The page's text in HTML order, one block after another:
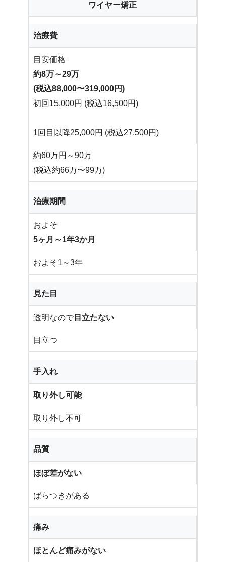
ワイヤー矯正
治療費
目安価格
約8万～29万
(税込88,000〜319,000円)
初回15,000円 (税込16,500円)
1回目以降25,000円 (税込27,500円)
約60万円～90万
(税込約66万〜99万)
治療期間
およそ
5ヶ月～1年3か月
およそ1～3年
見た目
透明なので 目立たない
目立つ
手入れ
取り外し可能
取り外し不可
品質
ほぼ差がない
ばらつきがある
痛み
ほとんど痛みがない